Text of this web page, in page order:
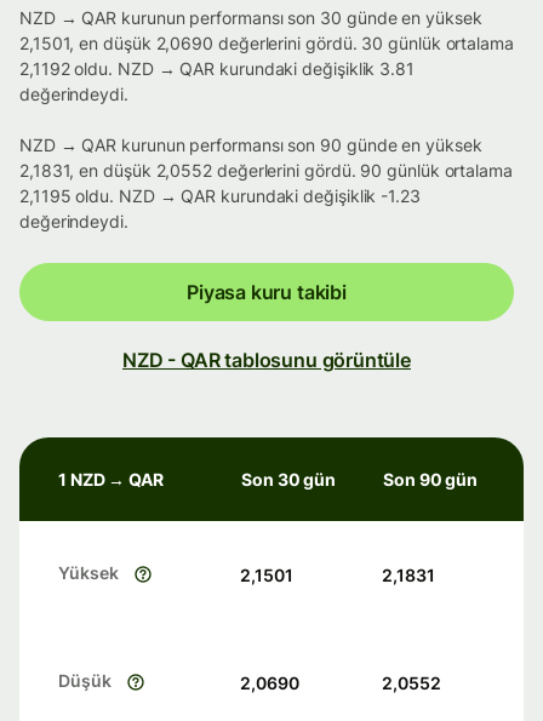
NZD → QAR kurunun performansı son 30 günde en yüksek
2,1501, en düşük 2,0690 değerlerini gördü. 30 günlük ortalama
2,1192 oldu. NZD → QAR kurundaki değişiklik 3.81
değerindeydi.
NZD → QAR kurunun performansı son 90 günde en yüksek
2,1831, en düşük 2,0552 değerlerini gördü. 90 günlük ortalama
2,1195 oldu. NZD → QAR kurundaki değişiklik -1.23
değerindeydi.
Piyasa kuru takibi
NZD - QAR tablosunu görüntüle
1 NZD → QAR Son 30 gün Son 90 gün
Yüksek 2,1501 2,1831
Düşük 2,0690 2,0552